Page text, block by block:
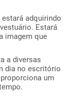
adquirindo
Estará
imagem que
a diversas
dia no escritório
um